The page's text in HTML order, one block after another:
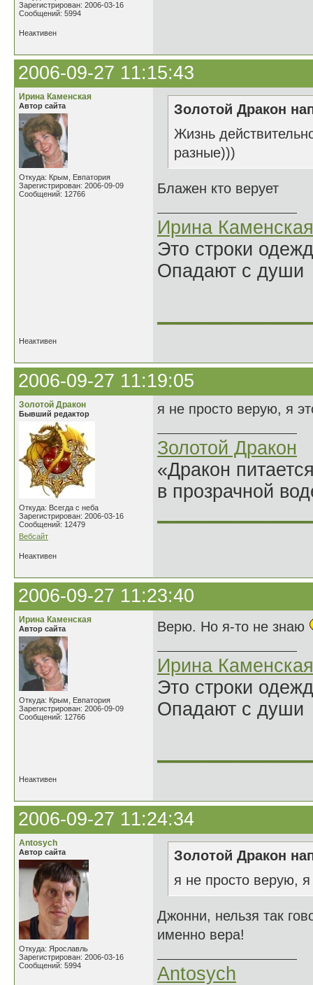
Зарегистрирован: 2006-03-16
Сообщений: 5994
Неактивен
2006-09-27 11:15:43
Ирина Каменская
Автор сайта
Откуда: Крым, Евпатория
Зарегистрирован: 2006-09-09
Сообщений: 12766
Золотой Дракон
Жизнь
разные)))
Блажен кто верует
Ирина Каменская
Это строки
Опадают с души
Неактивен
2006-09-27 11:19:05
Золотой Дракон
Бывший редактор
Откуда: Всегда с неба
Зарегистрирован: 2006-03-16
Сообщений: 12479
Вебсайт
я не просто верую, я
Золотой Дракон
«Дракон
в прозрачной
Неактивен
2006-09-27 11:23:40
Ирина Каменская
Автор сайта
Откуда: Крым, Евпатория
Зарегистрирован: 2006-09-09
Сообщений: 12766
Верю. Но я-то не знаю
Ирина Каменская
Это строки
Опадают с души
Неактивен
2006-09-27 11:24:34
Antosych
Автор сайта
Откуда: Ярославль
Зарегистрирован: 2006-03-16
Сообщений: 5994
Золотой Дракон
я не просто верую,
Джонни, нельзя так
именно вера!
Antosych